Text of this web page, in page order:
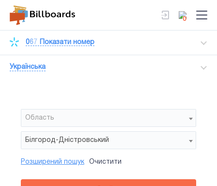
0
067 Показати номер
Українська
Область
Білгород-Дністровський
Район
Сторона
Усi
Розширений пошук Очистити